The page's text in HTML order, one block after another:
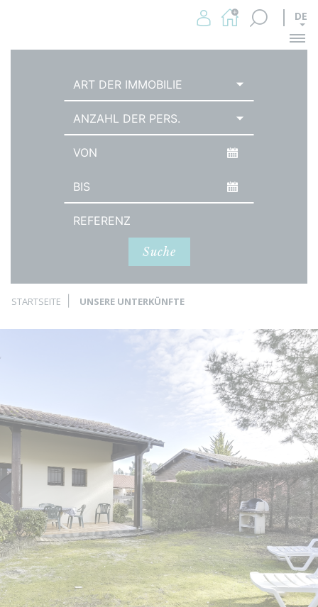
DE
ART DER IMMOBILIE
ANZAHL DER PERS.
Suche
STARTSEITE UNSERE UNTERKÜNFTE